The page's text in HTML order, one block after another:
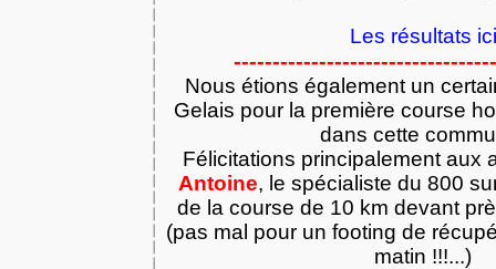
Les résultats ici
Nous étions également un
Gelais pour la première course
dans cette
Félicitations principalement aux
Antoine, le spécialiste du 800
de la course de 10 km devant
(pas mal pour un footing de
matin !!!...)